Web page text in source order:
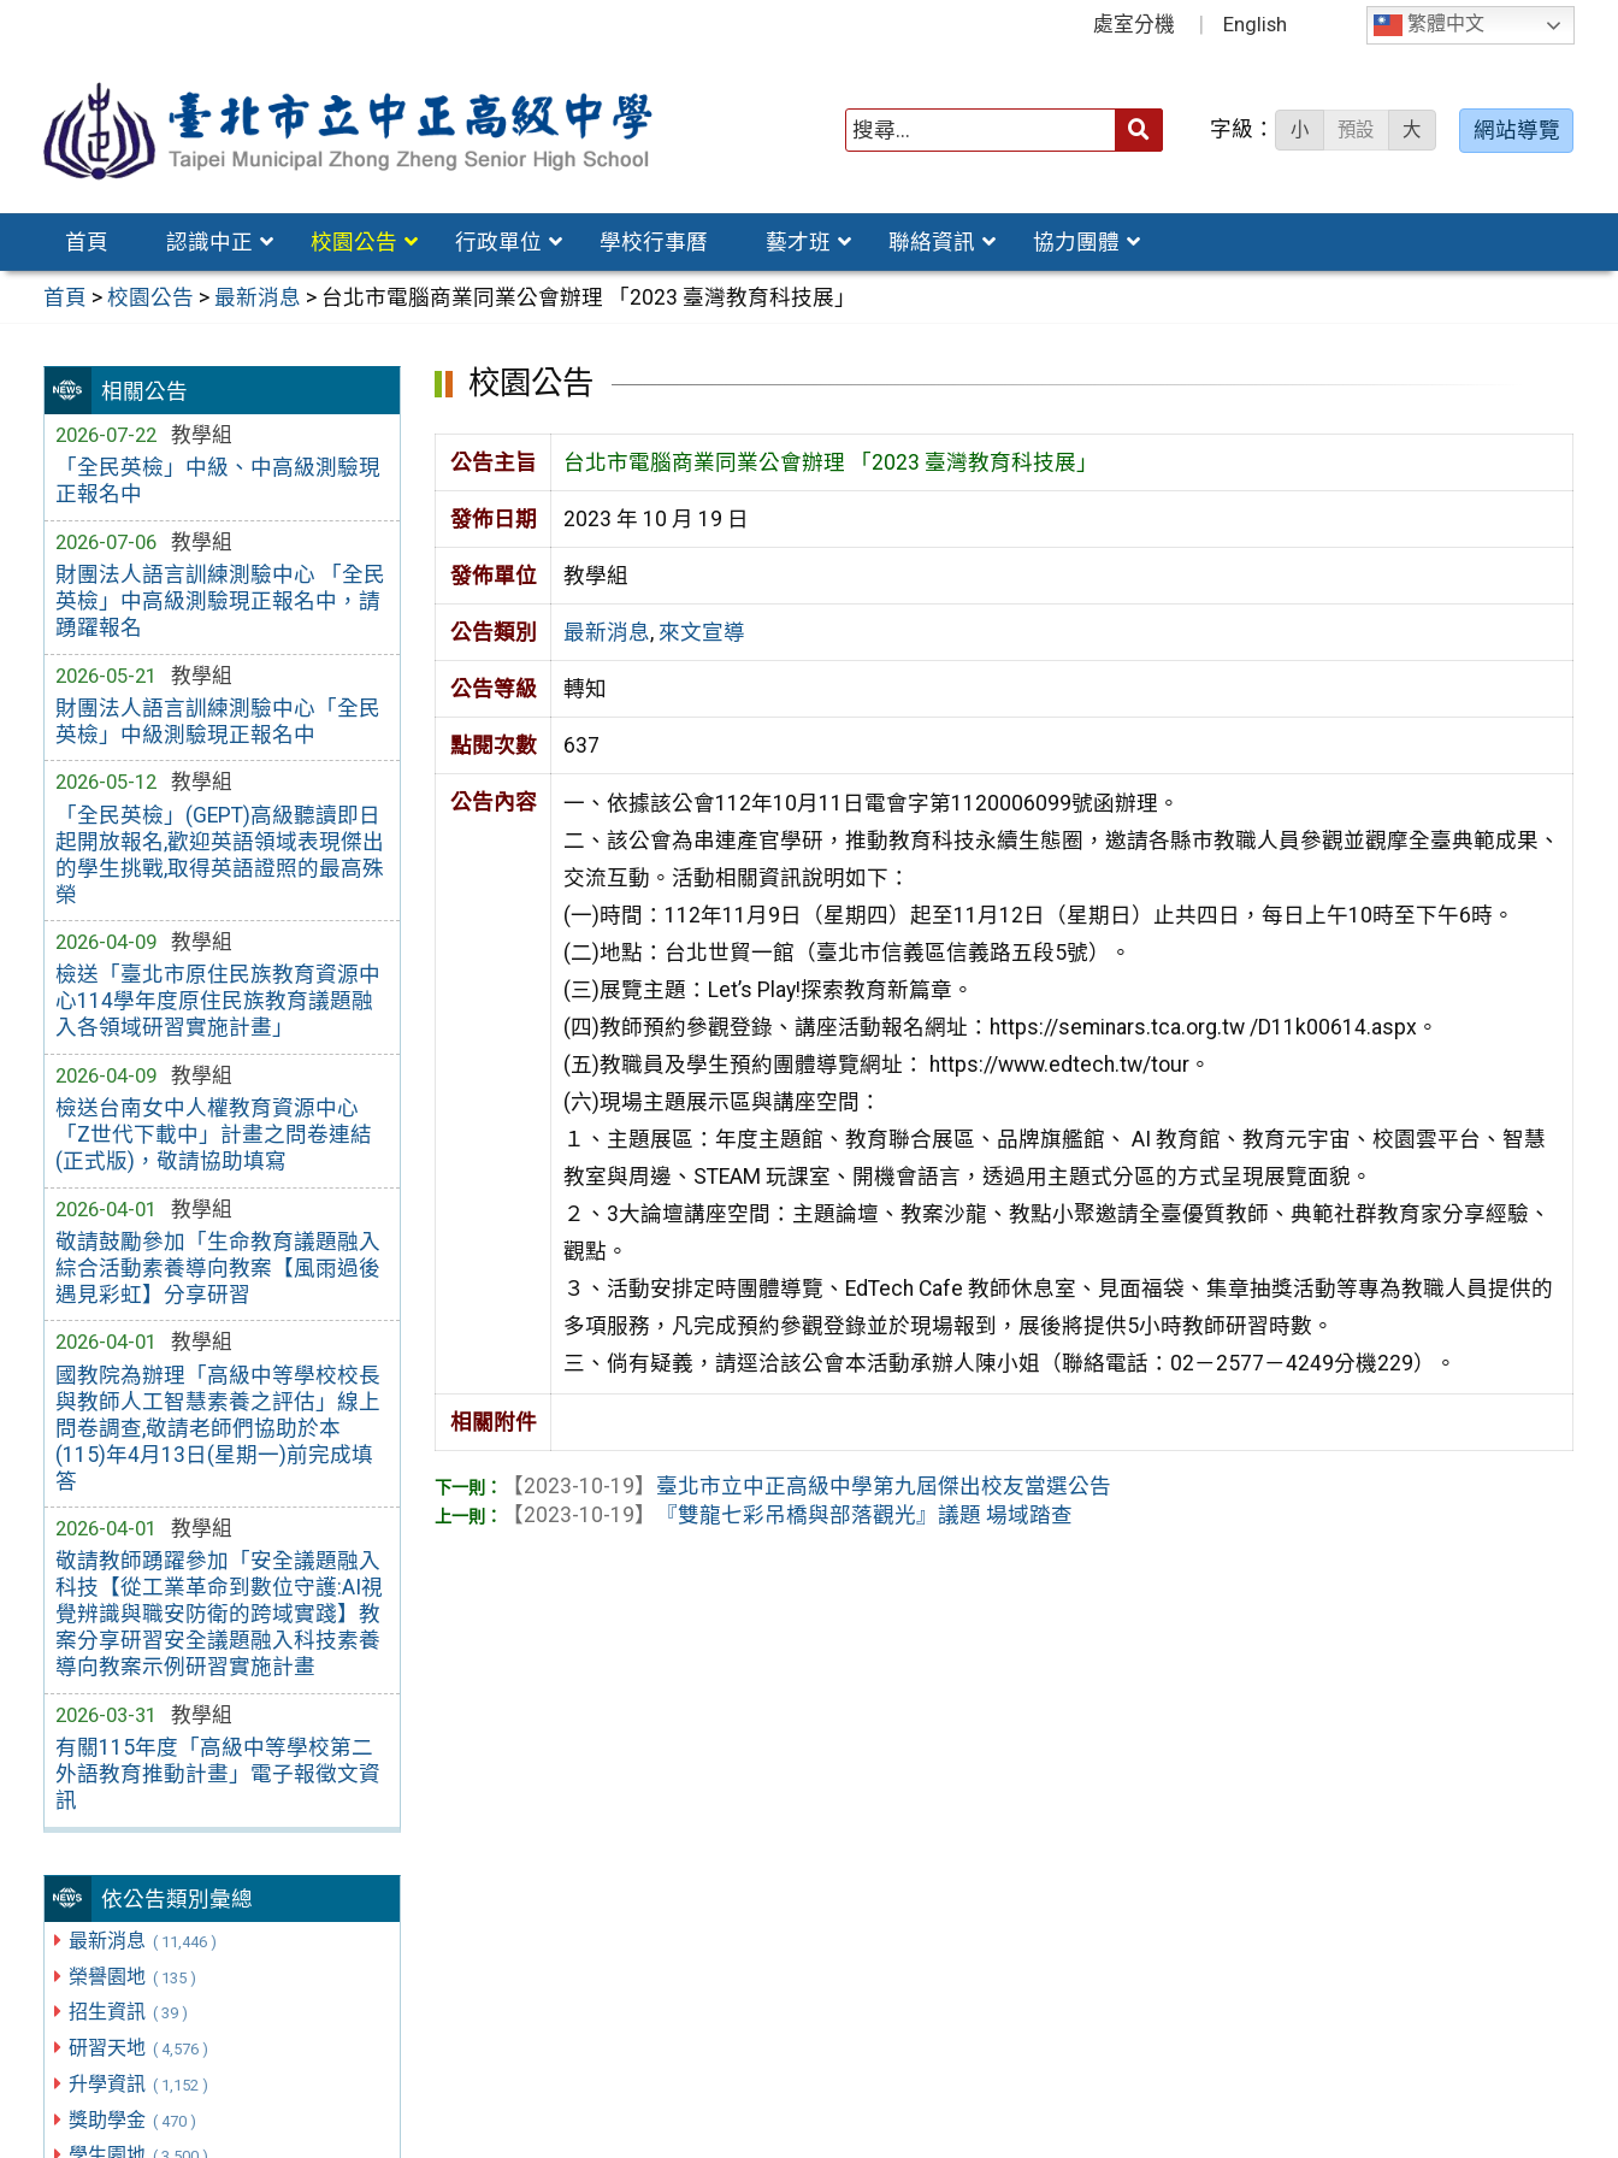
區
繁體中文
處室分機 English
字級： 小 預設 大 網站導覽
首頁 認識中正 校園公告 行政單位 學校行事曆 藝才班 聯絡資訊 協力團體
首頁 >校園公告 > 最新消息 > 台北市電腦商業同業公會辦理 「2023 臺灣教育科技展」
相關公告
2026-07-22
教學組
「全民英檢」中級、中高級測驗現
正報名中
2026-07-06
教學組
財團法人語言訓練測驗中心 「全民
英檢」中高級測驗現正報名中，請
踴躍報名
2026-05-21
教學組
財團法人語言訓練測驗中心「全民
英檢」中級測驗現正報名中
2026-05-12
教學組
「全民英檢」(GEPT)高級聽讀即日
起開放報名,歡迎英語領域表現傑出
的學生挑戰,取得英語證照的最高殊
榮
2026-04-09
教學組
檢送「臺北市原住民族教育資源中
心114學年度原住民族教育議題融
入各領域研習實施計畫」
2026-04-09
教學組
檢送台南女中人權教育資源中心
「Z世代下載中」計畫之問卷連結
(正式版)，敬請協助填寫
2026-04-01
教學組
敬請鼓勵參加「生命教育議題融入
綜合活動素養導向教案【風雨過後
遇見彩虹】分享研習
2026-04-01
教學組
國教院為辦理「高級中等學校校長
與教師人工智慧素養之評估」線上
問卷調查,敬請老師們協助於本
(115)年4月13日(星期一)前完成填
答
2026-04-01
教學組
敬請教師踴躍參加「安全議題融入
科技【從工業革命到數位守護:AI視
覺辨識與職安防衛的跨域實踐】教
案分享研習安全議題融入科技素養
導向教案示例研習實施計畫
2026-03-31
教學組
有關115年度「高級中等學校第二
外語教育推動計畫」電子報徵文資
訊
依公告類別彙總
最新消息 ( 11,446 )
榮譽園地 ( 135 )
招生資訊 ( 39 )
研習天地 ( 4,576 )
升學資訊 ( 1,152 )
獎助學金 ( 470 )
校園公告
公告主旨 台北市電腦商業同業公會辦理 「2023 臺灣教育科技展」
發佈日期 2023 年 10 月 19 日
發佈單位 教學組
公告類別 最新消息, 來文宣導
公告等級 轉知
點閱次數 637
公告內容
一、依據該公會112年10月11日電會字第1120006099號函辦理。
二、該公會為串連產官學研，推動教育科技永續生態圈，邀請各縣市教職人員參觀並觀摩全臺典範成果、
交流互動。活動相關資訊說明如下：
(一)時間：112年11月9日（星期四）起至11月12日（星期日）止共四日，每日上午10時至下午6時。
(二)地點：台北世貿一館（臺北市信義區信義路五段5號）。
(三)展覽主題：Let’s Play!探索教育新篇章。
(四)教師預約參觀登錄、講座活動報名網址：https://seminars.tca.org.tw /D11k00614.aspx。
(五)教職員及學生預約團體導覽網址： https://www.edtech.tw/tour。
(六)現場主題展示區與講座空間：
１、主題展區：年度主題館、教育聯合展區、品牌旗艦館、 AI 教育館、教育元宇宙、校園雲平台、智慧
教室與周邊、STEAM 玩課室、開機會語言，透過用主題式分區的方式呈現展覽面貌。
２、3大論壇講座空間：主題論壇、教案沙龍、教點小聚邀請全臺優質教師、典範社群教育家分享經驗、
觀點。
３、活動安排定時團體導覽、EdTech Cafe 教師休息室、見面福袋、集章抽獎活動等專為教職人員提供的
多項服務，凡完成預約參觀登錄並於現場報到，展後將提供5小時教師研習時數。
三、倘有疑義，請逕洽該公會本活動承辦人陳小姐（聯絡電話：02－2577－4249分機229）。
相關附件
【2023-10-19】 臺北市立中正高級中學第九屆傑出校友當選公告
【2023-10-19】
『雙龍七彩吊橋與部落觀光』議題 場域踏查